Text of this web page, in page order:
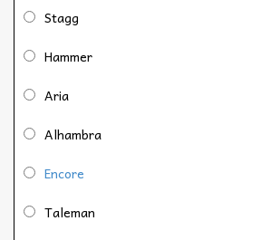
Stagg
Hammer
Aria
Alhambra
Encore
Taleman